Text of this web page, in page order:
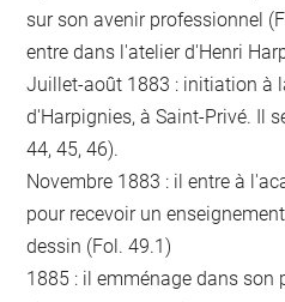
sur son avenir professionnel
entre dans l'atelier d'Henri
Juillet-août 1883 : initiation à
d'Harpignies, à Saint-Privé. Il
44, 45, 46).
Novembre 1883 : il entre à
pour recevoir un
dessin (Fol. 49.1)
1885 : il emménage dans son